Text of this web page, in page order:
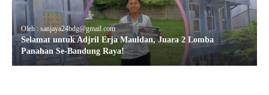
Oleh : sanjaya24bdg@gmail.com
Selamat untuk Adjril Erja Mauldan, Juara 2 Lomba
Panahan Se-Bandung Raya!